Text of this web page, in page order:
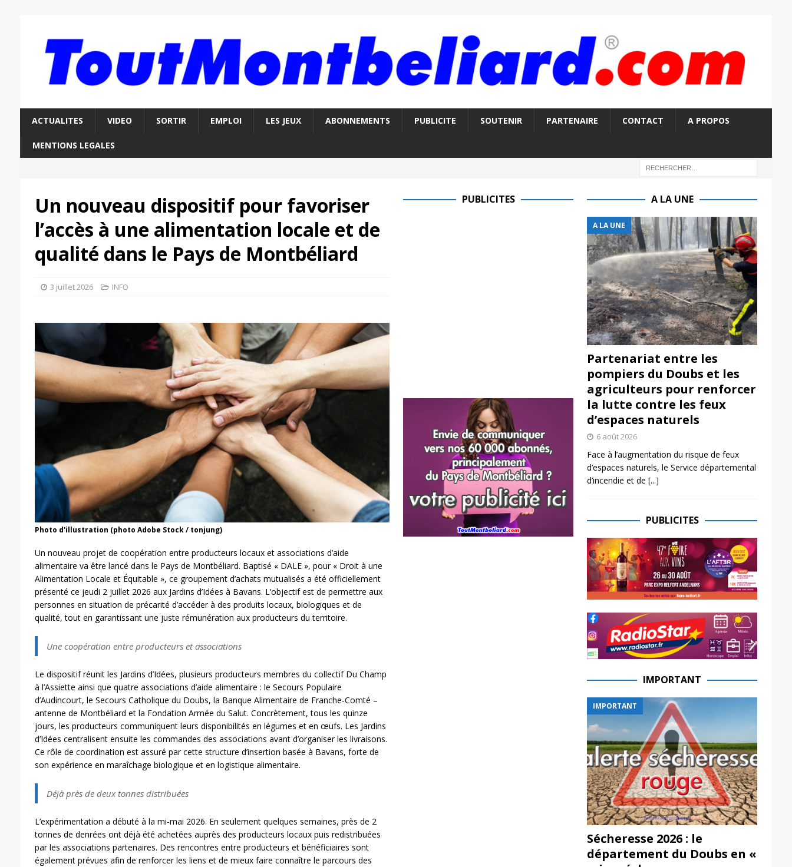
ACTUALITES VIDEO SORTIR EMPLOI LES JEUX ABONNEMENTS PUBLICITE SOUTENIR PARTENAIRE CONTACT A PROPOS
MENTIONS LEGALES
Un nouveau dispositif pour favoriser
l’accès à une alimentation locale et de
qualité dans le Pays de Montbéliard
3 juillet 2026 INFO
Photo d'illustration (photo Adobe Stock / tonjung)
Un nouveau projet de coopération entre producteurs locaux et associations d’aide
alimentaire va être lancé dans le Pays de Montbéliard. Baptisé « DALE », pour « Droit à une
Alimentation Locale et Équitable », ce groupement d’achats mutualisés a été officiellement
présenté ce jeudi 2 juillet 2026 aux Jardins d’Idées à Bavans. L’objectif est de permettre aux
personnes en situation de précarité d’accéder à des produits locaux, biologiques et de
qualité, tout en garantissant une juste rémunération aux producteurs du territoire.
Une coopération entre producteurs et associations
Le dispositif réunit les Jardins d’Idées, plusieurs producteurs membres du collectif Du Champ
à l’Assiette ainsi que quatre associations d’aide alimentaire : le Secours Populaire
d’Audincourt, le Secours Catholique du Doubs, la Banque Alimentaire de Franche-Comté –
antenne de Montbéliard et la Fondation Armée du Salut. Concrètement, tous les quinze
jours, les producteurs communiquent leurs disponibilités en légumes et en œufs. Les Jardins
d’Idées centralisent ensuite les commandes des associations avant d’organiser les livraisons.
Ce rôle de coordination est assuré par cette structure d’insertion basée à Bavans, forte de
son expérience en maraîchage biologique et en logistique alimentaire.
Déjà près de deux tonnes distribuées
L’expérimentation a débuté à la mi-mai 2026. En seulement quelques semaines, près de 2
tonnes de denrées ont déjà été achetées auprès des producteurs locaux puis redistribuées
par les associations partenaires. Des rencontres entre producteurs et bénéficiaires sont
également prévues afin de renforcer les liens et de mieux faire connaître le parcours des
PUBLICITES A LA UNE
A LA UNE
Partenariat entre les
pompiers du Doubs et les
agriculteurs pour renforcer
la lutte contre les feux
d’espaces naturels
6 août 2026
Face à l’augmentation du risque de feux
d’espaces naturels, le Service départemental
d’incendie et de [...]
PUBLICITES
IMPORTANT
IMPORTANT
Sécheresse 2026 : le
département du Doubs en «